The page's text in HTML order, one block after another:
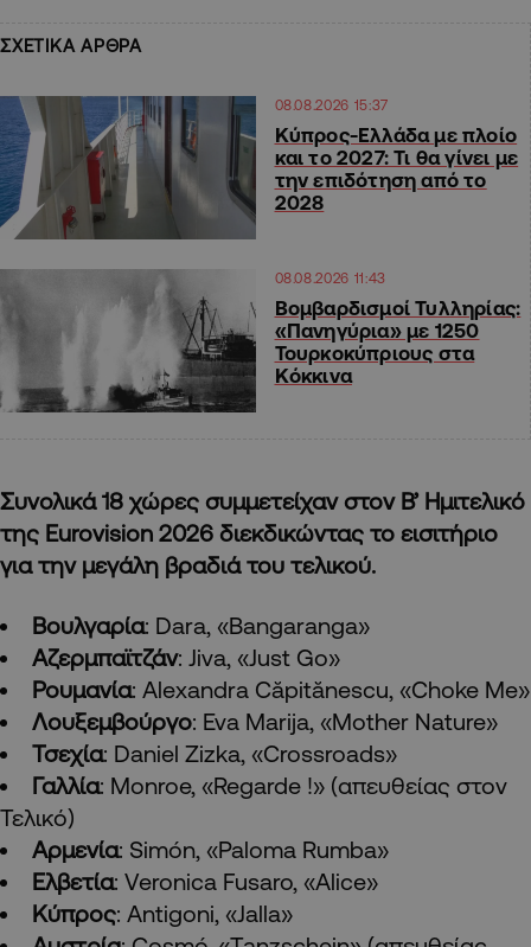
ΣΧΕΤΙΚΑ ΑΡΘΡΑ
08.08.2026 15:37
Κύπρος-Ελλάδα με πλοίο
και το 2027: Τι θα γίνει με
την επιδότηση από το
2028
08.08.2026 11:43
Βομβαρδισμοί Τυλληρίας:
«Πανηγύρια» με 1250
Τουρκοκύπριους στα
Κόκκινα
Συνολικά 18 χώρες συμμετείχαν στον B’ Ημιτελικό
της Eurovision 2026 διεκδικώντας το εισιτήριο
για την μεγάλη βραδιά του τελικού.
Βουλγαρία: Dara, «Bangaranga»
Αζερμπαϊτζάν: Jiva, «Just Go»
Ρουμανία: Alexandra Căpitănescu, «Choke Me»
Λουξεμβούργο: Eva Marija, «Mother Nature»
Τσεχία: Daniel Zizka, «Crossroads»
Γαλλία: Monroe, «Regarde !» (απευθείας στον
Τελικό)
Αρμενία: Simón, «Paloma Rumba»
Ελβετία: Veronica Fusaro, «Alice»
Κύπρος: Antigoni, «Jalla»